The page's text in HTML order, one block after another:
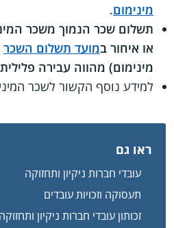
מינימום.
תשלום שכר הנמוך משכר
או איחור במועד תשלום השכר
מינימום) מהווה עבירה
למידע נוסף הקשור לשכר
ראו גם
עובדי חברות ניקיון ותחזוקה
תעסוקה וזכויות עובדים
זכותון עובדי חברות ניקיון ותחזוקה